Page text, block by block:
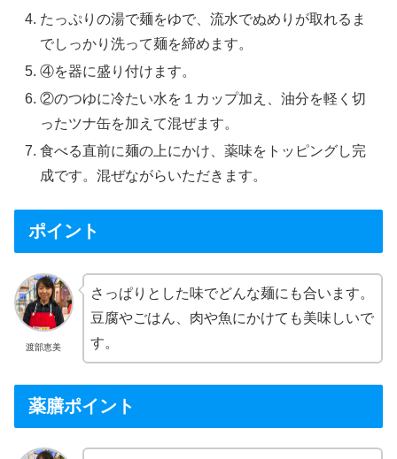
たっぷりの湯で麺をゆで、流水でぬめりが取れるま
でしっかり洗って麺を締めます。
④を器に盛り付けます。
②のつゆに冷たい水を１カップ加え、油分を軽く切
ったツナ缶を加えて混ぜます。
食べる直前に麺の上にかけ、薬味をトッピングし完
成です。混ぜながらいただきます。
ポイント
渡部恵美
さっぱりとした味でどんな麺にも合います。
豆腐やごはん、肉や魚にかけても美味しいで
す。
薬膳ポイント